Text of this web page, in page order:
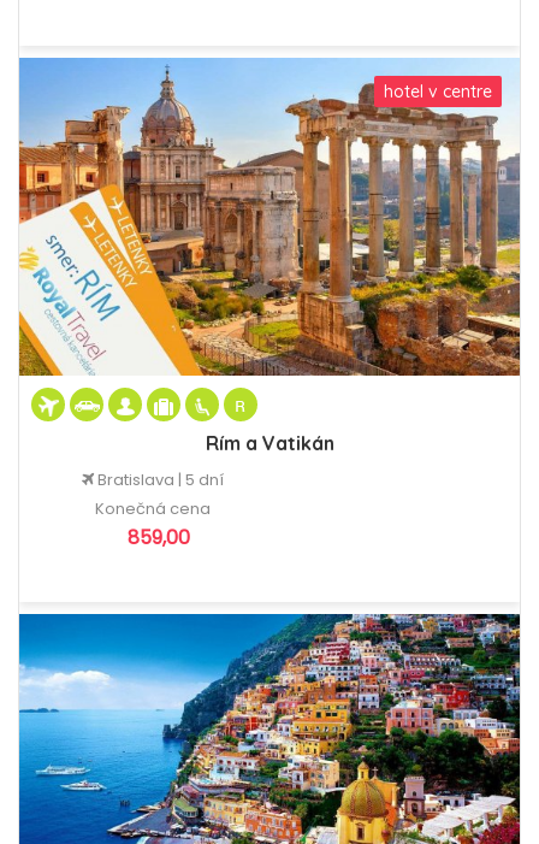
hotel v centre
Rím a Vatikán
Bratislava | 5 dní
Konečná cena
859,00